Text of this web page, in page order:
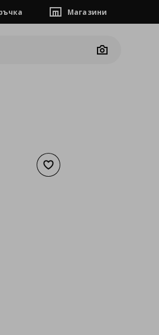
Магазини
Camera
Добави към списъка с